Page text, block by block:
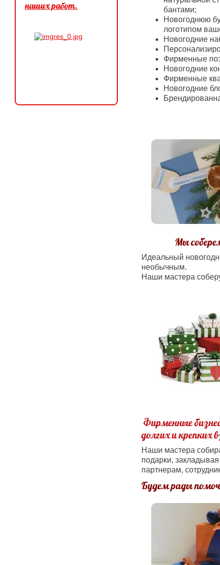
наших работ.
бантами;
Новогоднюю
логотипом
Новогодние
Фирменные
Новогодние
Фирменные
Новогодние
Мы
Идеальный
необычным.
Наши мастера
Фирменные
долгих и
Наши мастера
подарки,
партнерам,
Будем рады